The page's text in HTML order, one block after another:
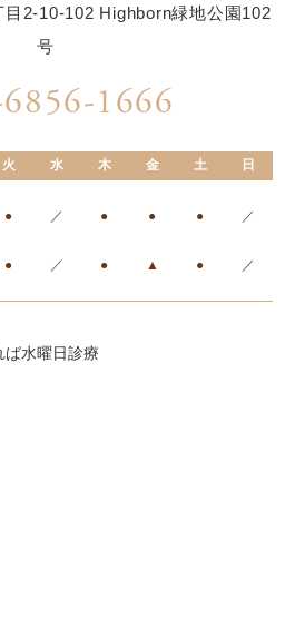
2-10-102 Highborn緑地公園102
号
1666
火 水 木 金 土 日
● ／ ● ● ● ／
● ／ ● ▲ ● ／
水曜日診療